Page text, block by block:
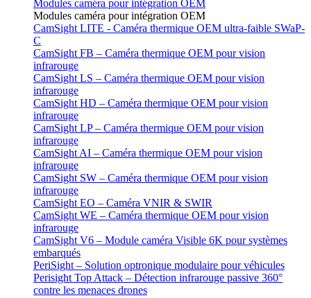
Modules caméra pour intégration OEM
Modules caméra pour intégration OEM
CamSight LITE - Caméra thermique OEM ultra-faible SWaP-
C
CamSight FB – Caméra thermique OEM pour vision
infrarouge
CamSight LS – Caméra thermique OEM pour vision
infrarouge
CamSight HD – Caméra thermique OEM pour vision
infrarouge
CamSight LP – Caméra thermique OEM pour vision
infrarouge
CamSight AI – Caméra thermique OEM pour vision
infrarouge
CamSight SW – Caméra thermique OEM pour vision
infrarouge
CamSight EO – Caméra VNIR & SWIR
CamSight WE – Caméra thermique OEM pour vision
infrarouge
CamSight V6 – Module caméra Visible 6K pour systèmes
embarqués
PeriSight – Solution optronique modulaire pour véhicules
Perisight Top Attack – Détection infrarouge passive 360°
contre les menaces drones